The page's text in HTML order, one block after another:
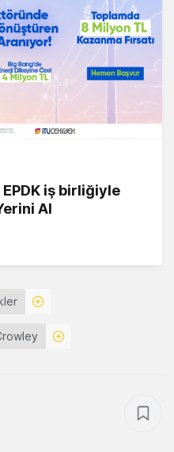
iş birliğiyle
Al